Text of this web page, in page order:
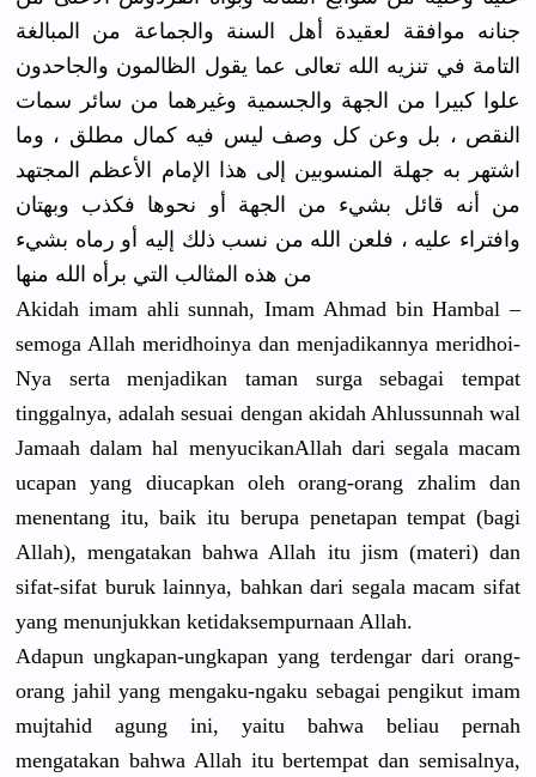
جنانه موافقة لعقيدة أهل السنة والجماعة من المبالغة
التامة في تنزيه الله تعالى عما يقول الظالمون والجاحدون
علوا كبيرا من الجهة والجسمية وغيرهما من سائر سمات
النقص ، بل وعن كل وصف ليس فيه كمال مطلق ، وما
اشتهر به جهلة المنسوبين إلى هذا الإمام الأعظم المجتهد
من أنه قائل بشيء من الجهة أو نحوها فكذب وبهتان
وافتراء عليه ، فلعن الله من نسب ذلك إليه أو رماه بشيء
من هذه المثالب التي برأه الله منها
Akidah imam ahli sunnah, Imam Ahmad bin Hambal –
semoga Allah meridhoinya dan menjadikannya meridhoi-
Nya serta menjadikan taman surga sebagai tempat
tinggalnya, adalah sesuai dengan akidah Ahlussunnah wal
Jamaah dalam hal menyucikanAllah dari segala macam
ucapan yang diucapkan oleh orang-orang zhalim dan
menentang itu, baik itu berupa penetapan tempat (bagi
Allah), mengatakan bahwa Allah itu jism (materi) dan
sifat-sifat buruk lainnya, bahkan dari segala macam sifat
yang menunjukkan ketidaksempurnaan Allah.
Adapun ungkapan-ungkapan yang terdengar dari orang-
orang jahil yang mengaku-ngaku sebagai pengikut imam
mujtahid agung ini, yaitu bahwa beliau pernah
mengatakan bahwa Allah itu bertempat dan semisalnya,